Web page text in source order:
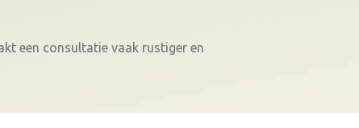
een consultatie vaak rustiger en